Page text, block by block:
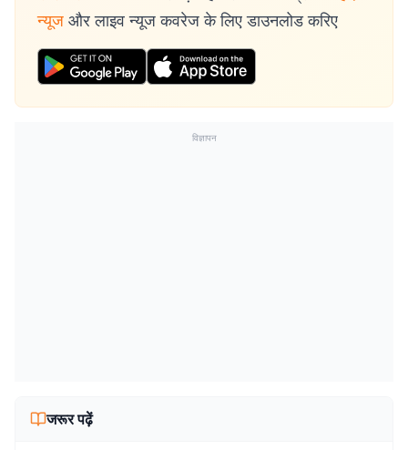
न्यूज और लाइव न्यूज कवरेज के लिए डाउनलोड करिए
विज्ञापन
जरूर पढ़ें